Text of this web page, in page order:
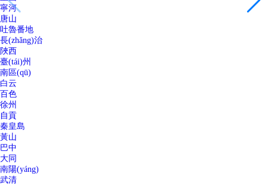
寧河
唐山
吐魯番地
長(zhǎng)治
陜西
臺(tái)州
南區(qū)
白云
百色
徐州
自貢
秦皇島
黃山
巴中
大同
南陽(yáng)
武清